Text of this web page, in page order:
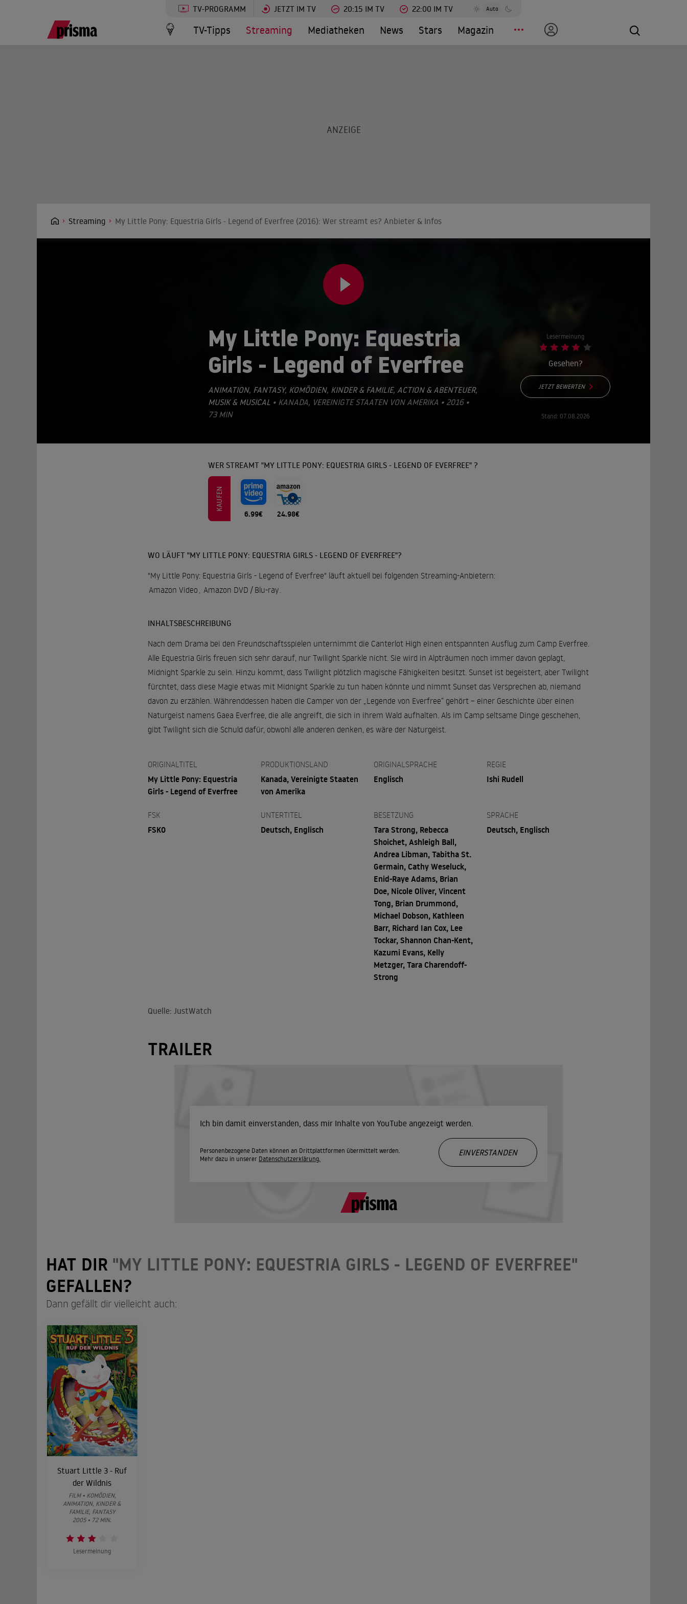
TV-PROGRAMM JETZT IM TV 20:15 IM TV 22:00 IM TV Auto
TV-Tipps Streaming Mediatheken News Stars Magazin
Streaming My Little Pony: Equestria Girls - Legend of Everfree (2016): Wer streamt es? Anbieter & Infos
My Little Pony: Equestria
Girls - Legend of Everfree
ANIMATION, FANTASY, KOMÖDIEN, KINDER & FAMILIE, ACTION & ABENTEUER,
MUSIK & MUSICAL • KANADA, VEREINIGTE STAATEN VON AMERIKA • 2016 •
73 MIN
Lesermeinung
Gesehen?
JETZT BEWERTEN
Stand: 07.08.2026
WER STREAMT "MY LITTLE PONY: EQUESTRIA GIRLS - LEGEND OF EVERFREE" ?
KAUFEN
6.99€ 24.98€
WO LÄUFT "MY LITTLE PONY: EQUESTRIA GIRLS - LEGEND OF EVERFREE"?
"My Little Pony: Equestria Girls - Legend of Everfree" läuft aktuell bei folgenden Streaming-Anbietern:
Amazon Video , Amazon DVD / Blu-ray.
INHALTSBESCHREIBUNG
Nach dem Drama bei den Freundschaftsspielen unternimmt die Canterlot High einen entspannten Ausflug zum Camp Everfree.
Alle Equestria Girls freuen sich sehr darauf, nur Twilight Sparkle nicht. Sie wird in Alpträumen noch immer davon geplagt,
Midnight Sparkle zu sein. Hinzu kommt, dass Twilight plötzlich magische Fähigkeiten besitzt. Sunset ist begeistert, aber Twilight
fürchtet, dass diese Magie etwas mit Midnight Sparkle zu tun haben könnte und nimmt Sunset das Versprechen ab, niemand
davon zu erzählen. Währenddessen haben die Camper von der „Legende von Everfree“ gehört – einer Geschichte über einen
Naturgeist namens Gaea Everfree, die alle angreift, die sich in ihrem Wald aufhalten. Als im Camp seltsame Dinge geschehen,
gibt Twilight sich die Schuld dafür, obwohl alle anderen denken, es wäre der Naturgeist.
ORIGINALTITEL
My Little Pony: Equestria
Girls - Legend of Everfree
PRODUKTIONSLAND
Kanada, Vereinigte Staaten
von Amerika
ORIGINALSPRACHE
Englisch
REGIE
Ishi Rudell
FSK
FSK0
UNTERTITEL
Deutsch, Englisch
BESETZUNG
Tara Strong, Rebecca
Shoichet, Ashleigh Ball,
Andrea Libman, Tabitha St.
Germain, Cathy Weseluck,
Enid-Raye Adams, Brian
Doe, Nicole Oliver, Vincent
Tong, Brian Drummond,
Michael Dobson, Kathleen
Barr, Richard Ian Cox, Lee
Tockar, Shannon Chan-Kent,
Kazumi Evans, Kelly
Metzger, Tara Charendoff-
Strong
SPRACHE
Deutsch, Englisch
Quelle: JustWatch
TRAILER
Ich bin damit einverstanden, dass mir Inhalte von YouTube angezeigt werden.
Personenbezogene Daten können an Drittplattformen übermittelt werden.
Mehr dazu in unserer Datenschutzerklärung.
EINVERSTANDEN
HAT DIR "MY LITTLE PONY: EQUESTRIA GIRLS - LEGEND OF EVERFREE"
GEFALLEN?
Dann gefällt dir vielleicht auch:
Stuart Little 3 - Ruf
der Wildnis
FILM • KOMÖDIEN,
ANIMATION, KINDER &
FAMILIE, FANTASY
2005 • 72 MIN.
Lesermeinung